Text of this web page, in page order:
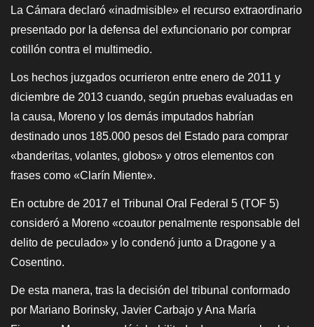
La Cámara declaró «inadmisible» el recurso extraordinario
presentado por la defensa del exfuncionario por comprar
cotillón contra el multimedio.
Los hechos juzgados ocurrieron entre enero de 2011 y
diciembre de 2013 cuando, según pruebas evaluadas en
la causa, Moreno y los demás imputados habrían
destinado unos 185.000 pesos del Estado para comprar
«banderitas, volantes, globos» y otros elementos con
frases como «Clarín Miente».
En octubre de 2017 el Tribunal Oral Federal 5 (TOF 5)
consideró a Moreno «coautor penalmente responsable del
delito de peculado» y lo condenó junto a Dragone y a
Cosentino.
De esta manera, tras la decisión del tribunal conformado
por Mariano Borinsky, Javier Carbajo y Ana María